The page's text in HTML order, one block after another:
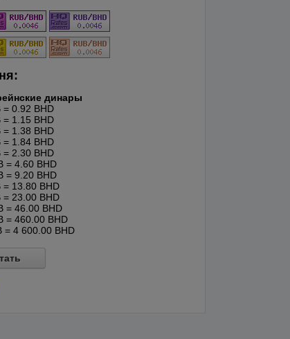
динары
= 0.92 BHD
= 1.15 BHD
= 1.38 BHD
= 1.84 BHD
= 2.30 BHD
= 4.60 BHD
= 9.20 BHD
= 13.80 BHD
= 23.00 BHD
= 46.00 BHD
= 460.00 BHD
= 4 600.00 BHD